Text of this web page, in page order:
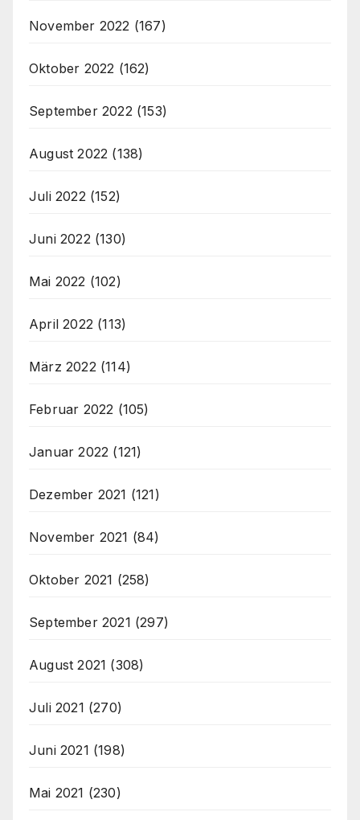
November 2022 (167)
Oktober 2022 (162)
September 2022 (153)
August 2022 (138)
Juli 2022 (152)
Juni 2022 (130)
Mai 2022 (102)
April 2022 (113)
März 2022 (114)
Februar 2022 (105)
Januar 2022 (121)
Dezember 2021 (121)
November 2021 (84)
Oktober 2021 (258)
September 2021 (297)
August 2021 (308)
Juli 2021 (270)
Juni 2021 (198)
Mai 2021 (230)